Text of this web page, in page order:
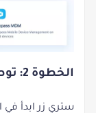
الخطوة 2: توصيل iDevice الخاص بك بالكمبيوتر